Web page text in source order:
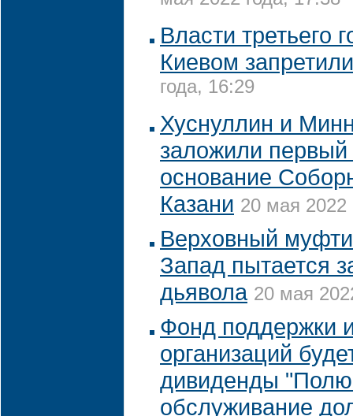
Власти третьего
Киевом
года, 16:29
Хуснуллин и
заложили первый
основание
Казани 20 мая 2022
Верховный
Запад пытается
дьявола 20 мая
Фонд поддержки
организаций
дивиденды
обслуживание